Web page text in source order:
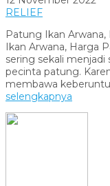
RELIEF
Patung Ikan
Ikan Arwana, Harga
sering sekali menjadi
pecinta patung.
membawa
selengkapnya